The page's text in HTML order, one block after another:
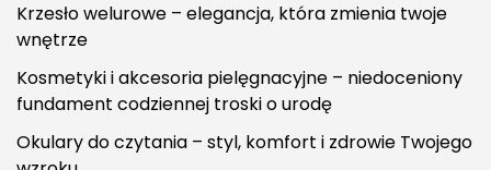
Krzesło welurowe – elegancja, która zmienia twoje
wnętrze
Kosmetyki i akcesoria pielęgnacyjne – niedoceniony
fundament codziennej troski o urodę
Okulary do czytania – styl, komfort i zdrowie Twojego